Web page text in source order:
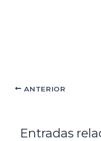
ANTERIOR
Entradas